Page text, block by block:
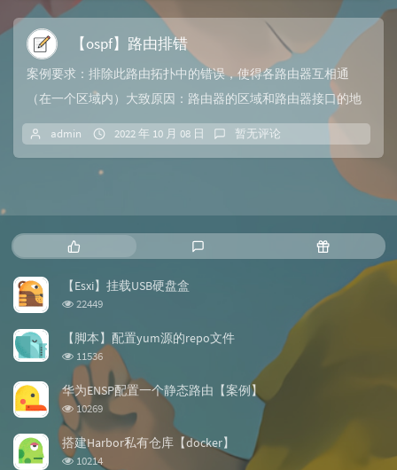
【ospf】路由排错
案例要求：排除此路由拓扑中的错误，使得各路由器互相通
（在一个区域内）大致原因：路由器的区域和路由器接口的地
址是否正常常用命令：display ip rou...
admin 2022 年 10 月 08 日 暂无评论
热
门
文
章
新
随
机
章
【Esxi】挂载USB硬盘盒
浏
次
数:
22449
【脚本】配置yum源的repo文件
浏
览
次
数:
11536
华为ENSP配置一个静态路由【案例】
浏
览
次
数:
10269
搭建Harbor私有仓库【docker】
浏
10214